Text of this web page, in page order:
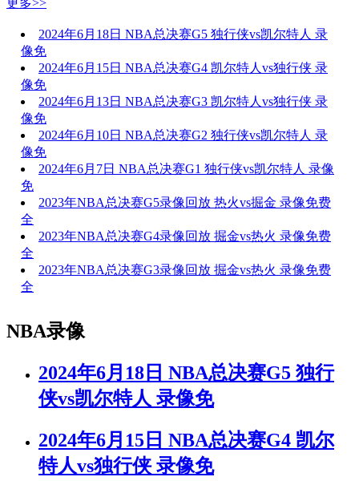
更多>>
2024年6月18日 NBA总决赛G5 独行侠vs凯尔特人 录
像免
2024年6月15日 NBA总决赛G4 凯尔特人vs独行侠 录
像免
2024年6月13日 NBA总决赛G3 凯尔特人vs独行侠 录
像免
2024年6月10日 NBA总决赛G2 独行侠vs凯尔特人 录
像免
2024年6月7日 NBA总决赛G1 独行侠vs凯尔特人 录像
免
2023年NBA总决赛G5录像回放 热火vs掘金 录像免费
全
2023年NBA总决赛G4录像回放 掘金vs热火 录像免费
全
2023年NBA总决赛G3录像回放 掘金vs热火 录像免费
全
NBA录像
2024年6月18日 NBA总决赛G5 独行
侠vs凯尔特人 录像免
2024年6月15日 NBA总决赛G4 凯尔
特人vs独行侠 录像免